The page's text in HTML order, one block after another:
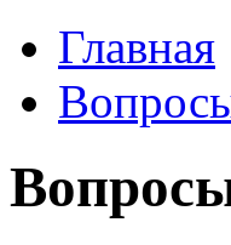
Главная